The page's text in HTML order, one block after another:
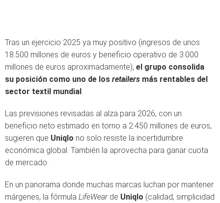
Tras un ejercicio 2025 ya muy positivo (ingresos de unos
18.500 millones de euros y beneficio operativo de 3.000
millones de euros aproximadamente), el grupo consolida
su posición como uno de los retailers más rentables del
sector textil mundial.
Las previsiones revisadas al alza para 2026, con un
beneficio neto estimado en torno a 2.450 millones de euros,
sugieren que Uniqlo no solo resiste la incertidumbre
económica global. También la aprovecha para ganar cuota
de mercado.
En un panorama donde muchas marcas luchan por mantener
márgenes, la fórmula LifeWearde Uniqlo (calidad, simplicidad